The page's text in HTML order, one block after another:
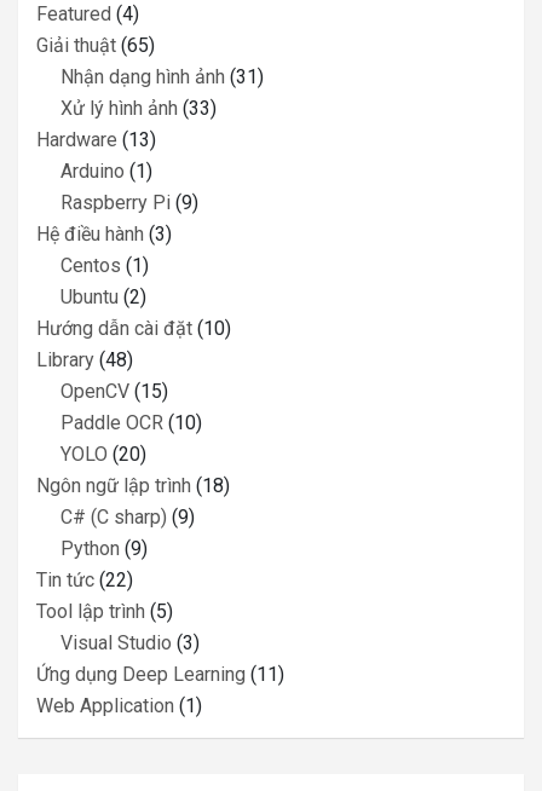
Featured (4)
Giải thuật (65)
Nhận dạng hình ảnh (31)
Xử lý hình ảnh (33)
Hardware (13)
Arduino (1)
Raspberry Pi (9)
Hệ điều hành (3)
Centos (1)
Ubuntu (2)
Hướng dẫn cài đặt (10)
Library (48)
OpenCV (15)
Paddle OCR (10)
YOLO (20)
Ngôn ngữ lập trình (18)
C# (C sharp) (9)
Python (9)
Tin tức (22)
Tool lập trình (5)
Visual Studio (3)
Ứng dụng Deep Learning (11)
Web Application (1)